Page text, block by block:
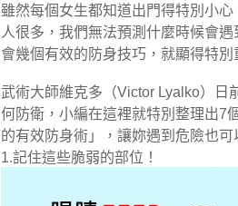
雖然每個女生都知道出門得特別小
人很多，我們無法預測什麼時候會
會幾個有效的防身技巧，就顯得特別
武術大師維克多（Victor Lyalko）日
何防衛， 小編在這裡就特別整理出7
的有效防身術」， 讓妳遇到危險也可
1.記住這些脆弱的部位！